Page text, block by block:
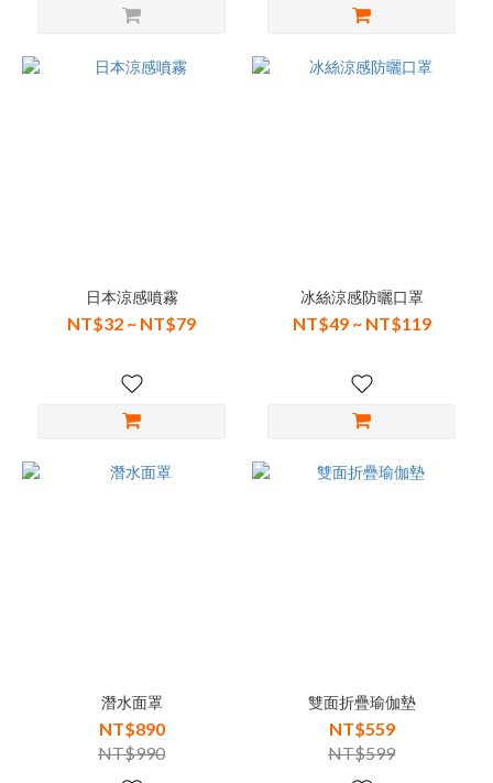
日本涼感噴霧
NT$32 ~ NT$79
冰絲涼感防曬口罩
NT$49 ~ NT$119
潛水面罩
NT$890
NT$990
雙面折疊瑜伽墊
NT$559
NT$599